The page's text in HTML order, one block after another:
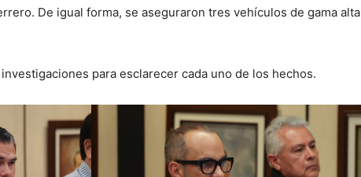
De igual forma, se aseguraron tres vehículos de gama alta
para esclarecer cada uno de los hechos.